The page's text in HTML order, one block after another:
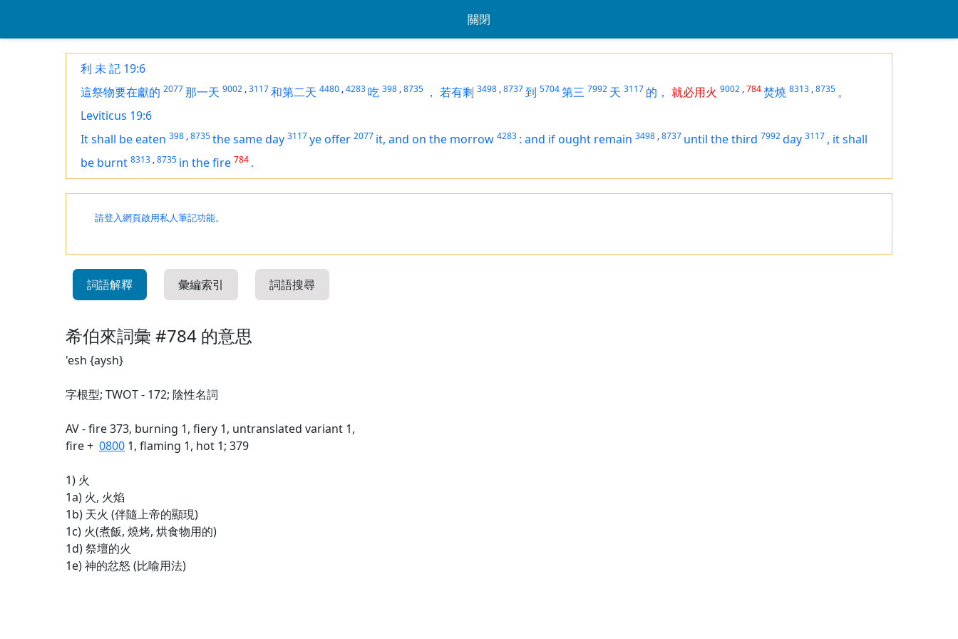
關閉
利 未 記 19:6
這祭物要在獻的 2077那一天 9002 ,3117和第二天 4480 ,4283吃 398 ,8735 ， 若有剩 3498 ,8737到 5704第三 7992 天 3117 的， 就必用火 9002 ,784焚燒 8313 ,8735 。
Leviticus 19:6
It shall be eaten 398 ,8735the same day 3117ye offer 2077 it, and on the morrow 4283 : and if ought remain 3498 ,8737 until the third 7992day 3117 , it shall
be burnt 8313 ,8735 in the fire 784 .
請登入網頁啟用私人筆記功能。
詞語解釋 彙編索引 詞語搜尋
希伯來詞彙 #784 的意思
'esh {aysh}
字根型; TWOT - 172; 陰性名詞
AV - fire 373, burning 1, fiery 1, untranslated variant 1,
fire + 0800 1, flaming 1, hot 1; 379
1) 火
1a) 火, 火焰
1b) 天火 (伴隨上帝的顯現)
1c) 火(煮飯, 燒烤, 烘食物用的)
1d) 祭壇的火
1e) 神的忿怒 (比喻用法)